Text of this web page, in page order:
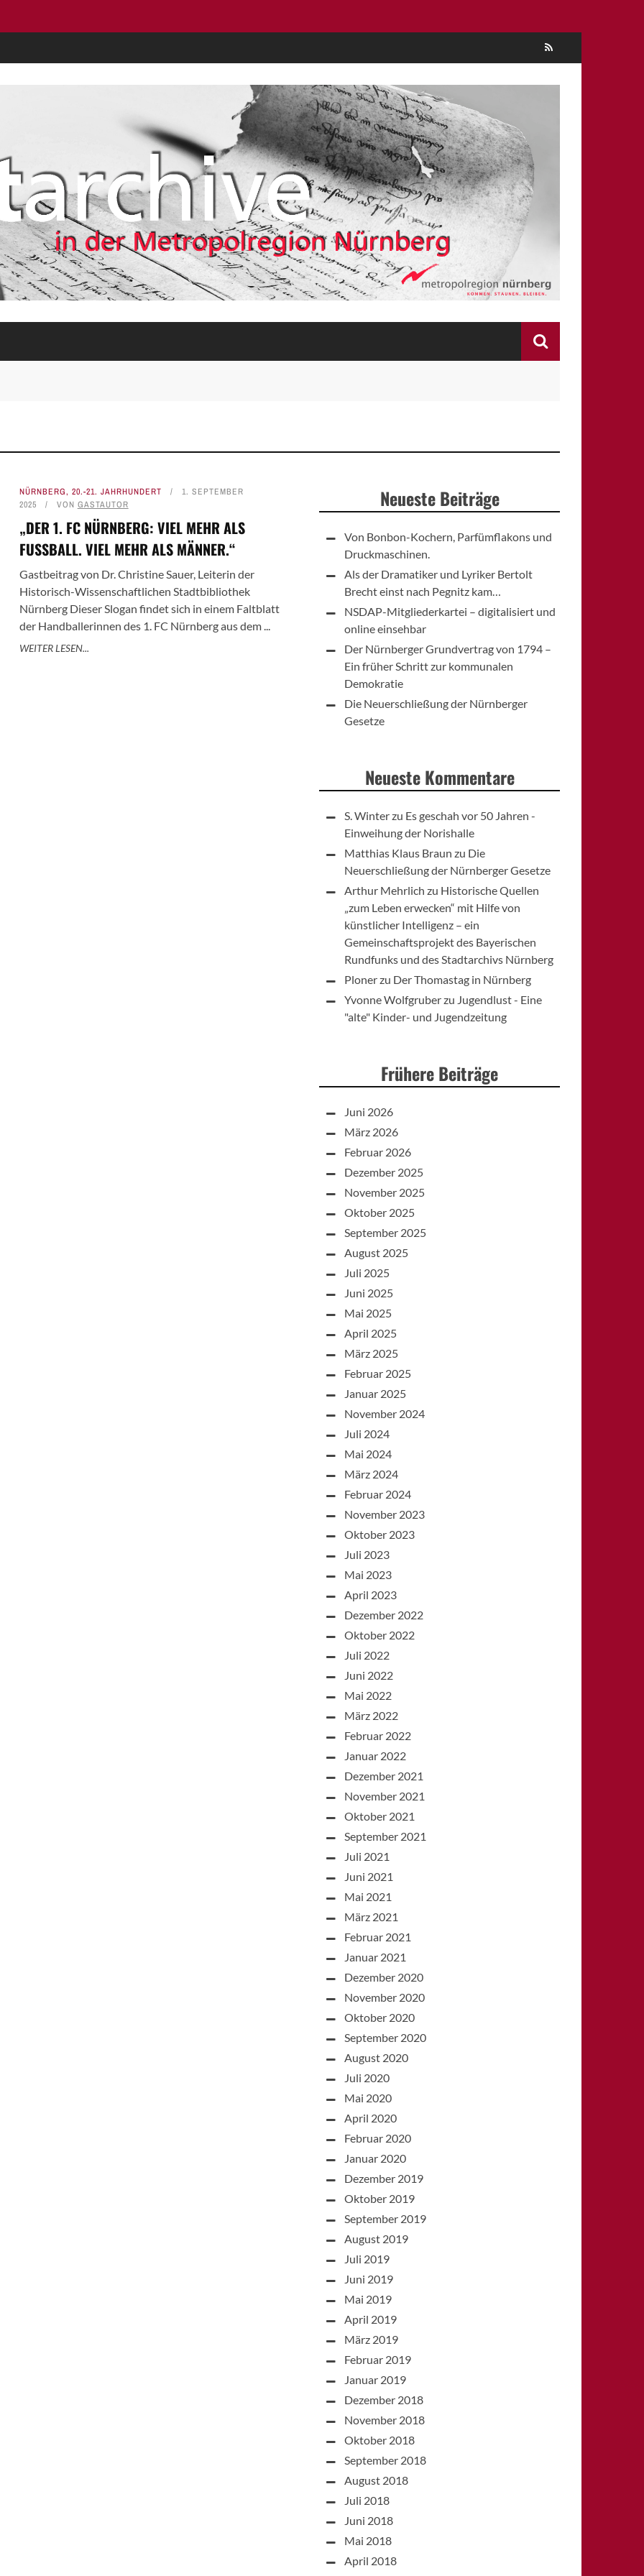
NÜRNBERG, 20.-21. JAHRHUNDERT
1. SEPTEMBER
2025
VON GASTAUTOR
„DER 1. FC NÜRNBERG: VIEL MEHR ALS
FUSSBALL. VIEL MEHR ALS MÄNNER.“
Gastbeitrag von Dr. Christine Sauer, Leiterin der
Historisch-Wissenschaftlichen Stadtbibliothek
Nürnberg Dieser Slogan findet sich in einem Faltblatt
der Handballerinnen des 1. FC Nürnberg aus dem ...
WEITER LESEN...
Neueste Beiträge
Von Bonbon-Kochern, Parfümflakons und
Druckmaschinen.
Als der Dramatiker und Lyriker Bertolt
Brecht einst nach Pegnitz kam…
NSDAP-Mitgliederkartei – digitalisiert und
online einsehbar
Der Nürnberger Grundvertrag von 1794 –
Ein früher Schritt zur kommunalen
Demokratie
Die Neuerschließung der Nürnberger
Gesetze
Neueste Kommentare
S. Winterzu Es geschah vor 50 Jahren -
Einweihung der Norishalle
Matthias Klaus Braun zu Die
Neuerschließung der Nürnberger Gesetze
Arthur Mehrlich zu Historische Quellen
„zum Leben erwecken“ mit Hilfe von
künstlicher Intelligenz – ein
Gemeinschaftsprojekt des Bayerischen
Rundfunks und des Stadtarchivs Nürnberg
Plonerzu Der Thomastag in Nürnberg
Yvonne Wolfgruberzu Jugendlust - Eine
"alte" Kinder- und Jugendzeitung
Frühere Beiträge
Juni 2026
März 2026
Februar 2026
Dezember 2025
November 2025
Oktober 2025
September 2025
August 2025
Juli 2025
Juni 2025
Mai 2025
April 2025
März 2025
Februar 2025
Januar 2025
November 2024
Juli 2024
Mai 2024
März 2024
Februar 2024
November 2023
Oktober 2023
Juli 2023
Mai 2023
April 2023
Dezember 2022
Oktober 2022
Juli 2022
Juni 2022
Mai 2022
März 2022
Februar 2022
Januar 2022
Dezember 2021
November 2021
Oktober 2021
September 2021
Juli 2021
Juni 2021
Mai 2021
März 2021
Februar 2021
Januar 2021
Dezember 2020
November 2020
Oktober 2020
September 2020
August 2020
Juli 2020
Mai 2020
April 2020
Februar 2020
Januar 2020
Dezember 2019
Oktober 2019
September 2019
August 2019
Juli 2019
Juni 2019
Mai 2019
April 2019
März 2019
Februar 2019
Januar 2019
Dezember 2018
November 2018
Oktober 2018
September 2018
August 2018
Juli 2018
Juni 2018
Mai 2018
April 2018